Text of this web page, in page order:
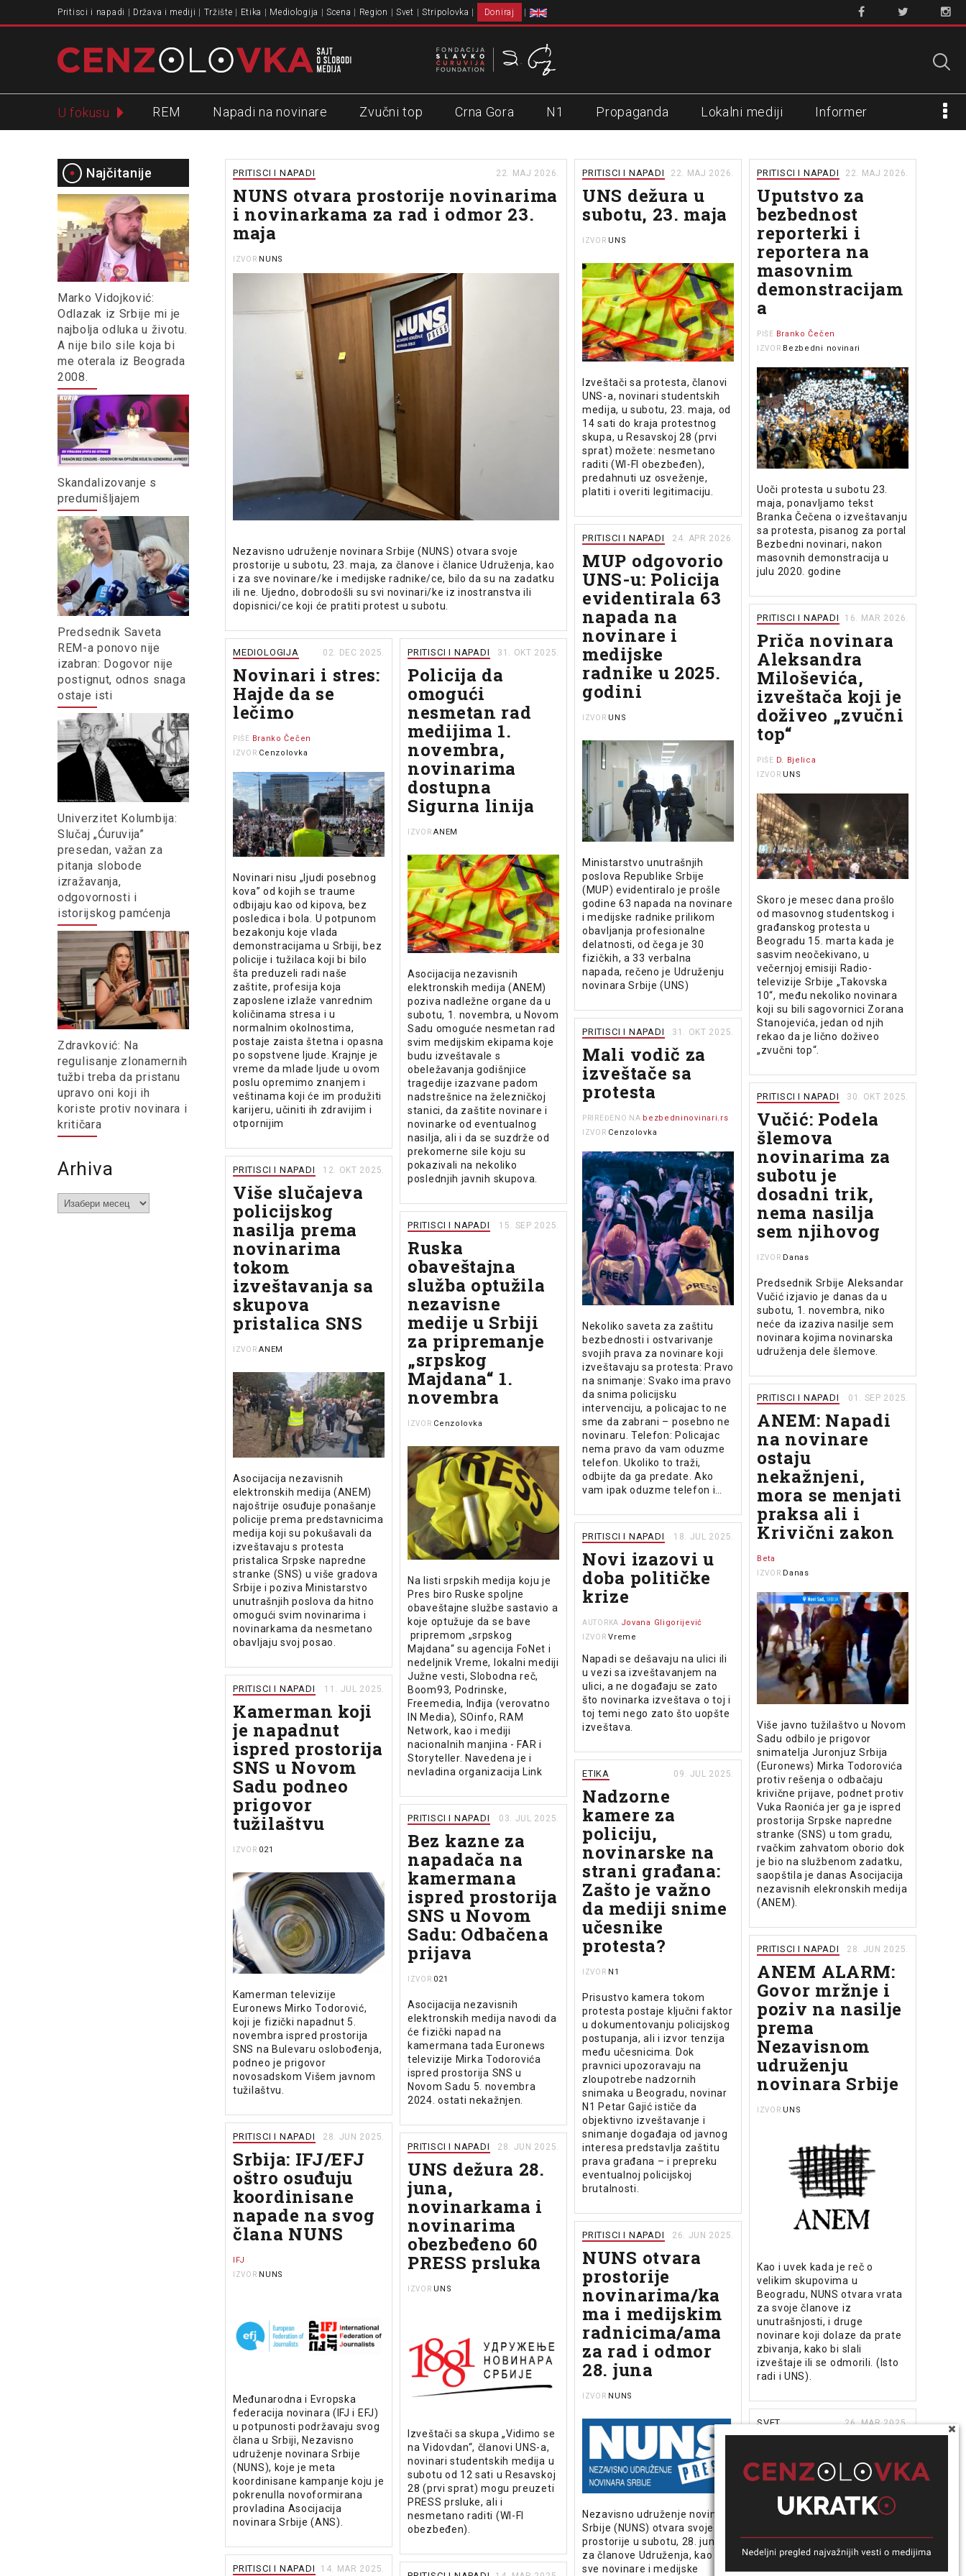
Pritisci i napadi Država i mediji Tržište Etika Mediologija Scena Region Svet Stripolovka Doniraj
U fokusu REM Napadi na novinare Zvučni top Crna Gora N1 Propaganda Lokalni mediji Informer
Najčitanije
Marko Vidojković:
Odlazak iz Srbije mi je
najbolja odluka u životu.
A nije bilo sile koja bi
me oterala iz Beograda
2008.
Skandalizovanje s
predumišljajem
Predsednik Saveta
REM-a ponovo nije
izabran: Dogovor nije
postignut, odnos snaga
ostaje isti
Univerzitet Kolumbija:
Slučaj „Ćuruvija”
presedan, važan za
pitanja slobode
izražavanja,
odgovornosti i
istorijskog pamćenja
Zdravković: Na
regulisanje zlonamernih
tužbi treba da pristanu
upravo oni koji ih
koriste protiv novinara i
kritičara
Arhiva
Arhiva
PRITISCI I NAPADI 22. MAJ 2026.
NUNS otvara prostorije novinarima
i novinarkama za rad i odmor 23.
maja
IZVOR NUNS
Nezavisno udruženje novinara Srbije (NUNS) otvara svoje
prostorije u subotu, 23. maja, za članove i članice Udruženja, kao
i za sve novinare/ke i medijske radnike/ce, bilo da su na zadatku
ili ne. Ujedno, dobrodošli su svi novinari/ke iz inostranstva ili
dopisnici/ce koji će pratiti protest u subotu.
PRITISCI I NAPADI 22. MAJ 2026.
UNS dežura u
subotu, 23. maja
IZVOR UNS
Izveštači sa protesta, članovi
UNS-a, novinari studentskih
medija, u subotu, 23. maja, od
14 sati do kraja protestnog
skupa, u Resavskoj 28 (prvi
sprat) možete: nesmetano
raditi (WI-FI obezbeđen),
predahnuti uz osveženje,
platiti i overiti legitimaciju.
PRITISCI I NAPADI 22. MAJ 2026.
Uputstvo za
bezbednost
reporterki i
reportera na
masovnim
demonstracijam
a
PIŠE Branko Čečen
IZVOR Bezbedni novinari
Uoči protesta u subotu 23.
maja, ponavljamo tekst
Branka Čečena o izveštavanju
sa protesta, pisanog za portal
Bezbedni novinari, nakon
masovnih demonstracija u
julu 2020. godine
PRITISCI I NAPADI 24. APR 2026.
MUP odgovorio
UNS-u: Policija
evidentirala 63
napada na
novinare i
medijske
radnike u 2025.
godini
IZVOR UNS
Ministarstvo unutrašnjih
poslova Republike Srbije
(MUP) evidentiralo je prošle
godine 63 napada na novinare
i medijske radnike prilikom
obavljanja profesionalne
delatnosti, od čega je 30
fizičkih, a 33 verbalna
napada, rečeno je Udruženju
novinara Srbije (UNS)
PRITISCI I NAPADI 16. MAR 2026.
Priča novinara
Aleksandra
Miloševića,
izveštača koji je
doživeo „zvučni
top“
PIŠE D. Bjelica
IZVOR UNS
Skoro je mesec dana prošlo
od masovnog studentskog i
građanskog protesta u
Beogradu 15. marta kada je
sasvim neočekivano, u
večernjoj emisiji Radio-
televizije Srbije „Takovska
10“, među nekoliko novinara
koji su bili sagovornici Zorana
Stanojevića, jedan od njih
rekao da je lično doživeo
„zvučni top“.
MEDIOLOGIJA 02. DEC 2025.
Novinari i stres:
Hajde da se
lečimo
PIŠE Branko Čečen
IZVOR Cenzolovka
Novinari nisu „ljudi posebnog
kova” od kojih se traume
odbijaju kao od kipova, bez
posledica i bola. U potpunom
bezakonju koje vlada
demonstracijama u Srbiji, bez
policije i tužilaca koji bi bilo
šta preduzeli radi naše
zaštite, profesija koja
zaposlene izlaže vanrednim
količinama stresa i u
normalnim okolnostima,
postaje zaista štetna i opasna
po sopstvene ljude. Krajnje je
vreme da mlade ljude u ovom
poslu opremimo znanjem i
veštinama koji će im produžiti
karijeru, učiniti ih zdravijim i
otpornijim
PRITISCI I NAPADI 31. OKT 2025.
Policija da
omogući
nesmetan rad
medijima 1.
novembra,
novinarima
dostupna
Sigurna linija
IZVOR ANEM
Asocijacija nezavisnih
elektronskih medija (ANEM)
poziva nadležne organe da u
subotu, 1. novembra, u Novom
Sadu omoguće nesmetan rad
svim medijskim ekipama koje
budu izveštavale s
obeležavanja godišnjice
tragedije izazvane padom
nadstrešnice na železničkoj
stanici, da zaštite novinare i
novinarke od eventualnog
nasilja, ali i da se suzdrže od
prekomerne sile koju su
pokazivali na nekoliko
poslednjih javnih skupova.
PRITISCI I NAPADI 31. OKT 2025.
Mali vodič za
izveštače sa
protesta
PRIREĐENO NA bezbedninovinari.rs
IZVOR Cenzolovka
Nekoliko saveta za zaštitu
bezbednosti i ostvarivanje
svojih prava za novinare koji
izveštavaju sa protesta: Pravo
na snimanje: Svako ima pravo
da snima policijsku
intervenciju, a policajac to ne
sme da zabrani – posebno ne
novinaru. Telefon: Policajac
nema pravo da vam oduzme
telefon. Ukoliko to traži,
odbijte da ga predate. Ako
vam ipak oduzme telefon i…
PRITISCI I NAPADI 30. OKT 2025.
Vučić: Podela
šlemova
novinarima za
subotu je
dosadni trik,
nema nasilja
sem njihovog
IZVOR Danas
Predsednik Srbije Aleksandar
Vučić izjavio je danas da u
subotu, 1. novembra, niko
neće da izaziva nasilje sem
novinara kojima novinarska
udruženja dele šlemove.
PRITISCI I NAPADI 12. OKT 2025.
Više slučajeva
policijskog
nasilja prema
novinarima
tokom
izveštavanja sa
skupova
pristalica SNS
IZVOR ANEM
Asocijacija nezavisnih
elektronskih medija (ANEM)
najoštrije osuđuje ponašanje
policije prema predstavnicima
medija koji su pokušavali da
izveštavaju s protesta
pristalica Srpske napredne
stranke (SNS) u više gradova
Srbije i poziva Ministarstvo
unutrašnjih poslova da hitno
omogući svim novinarima i
novinarkama da nesmetano
obavljaju svoj posao.
PRITISCI I NAPADI 15. SEP 2025.
Ruska
obaveštajna
služba optužila
nezavisne
medije u Srbiji
za pripremanje
„srpskog
Majdana“ 1.
novembra
IZVOR Cenzolovka
Na listi srpskih medija koju je
Pres biro Ruske spoljne
obaveštajne službe sastavio a
koje optužuje da se bave
pripremom „srpskog
Majdana“ su agencija FoNet i
nedeljnik Vreme, lokalni mediji
Južne vesti, Slobodna reč,
Boom93, Podrinske,
Freemedia, Inđija (verovatno
IN Media), SOinfo, RAM
Network, kao i mediji
nacionalnih manjina - FAR i
Storyteller. Navedena je i
nevladina organizacija Link
PRITISCI I NAPADI 01. SEP 2025.
ANEM: Napadi
na novinare
ostaju
nekažnjeni,
mora se menjati
praksa ali i
Krivični zakon
Beta
IZVOR Danas
Više javno tužilaštvo u Novom
Sadu odbilo je prigovor
snimatelja Juronjuz Srbija
(Euronews) Mirka Todorovića
protiv rešenja o odbačaju
krivične prijave, podnet protiv
Vuka Raonića jer ga je ispred
prostorija Srpske napredne
stranke (SNS) u tom gradu,
rvačkim zahvatom oborio dok
je bio na službenom zadatku,
saopštila je danas Asocijacija
nezavisnih elekronskih medija
(ANEM).
PRITISCI I NAPADI 18. JUL 2025.
Novi izazovi u
doba političke
krize
AUTORKA Jovana Gligorijević
IZVOR Vreme
Napadi se dešavaju na ulici ili
u vezi sa izveštavanjem na
ulici, a ne događaju se zato
što novinarka izveštava o toj i
toj temi nego zato što uopšte
izveštava.
PRITISCI I NAPADI 11. JUL 2025.
Kamerman koji
je napadnut
ispred prostorija
SNS u Novom
Sadu podneo
prigovor
tužilaštvu
IZVOR 021
Kamerman televizije
Euronews Mirko Todorović,
koji je fizički napadnut 5.
novembra ispred prostorija
SNS na Bulevaru oslobođenja,
podneo je prigovor
novosadskom Višem javnom
tužilaštvu.
ETIKA 09. JUL 2025.
Nadzorne
kamere za
policiju,
novinarske na
strani građana:
Zašto je važno
da mediji snime
učesnike
protesta?
IZVOR N1
Prisustvo kamera tokom
protesta postaje ključni faktor
u dokumentovanju policijskog
postupanja, ali i izvor tenzija
među učesnicima. Dok
pravnici upozoravaju na
zloupotrebe nadzornih
snimaka u Beogradu, novinar
N1 Petar Gajić ističe da
objektivno izveštavanje i
snimanje događaja od javnog
interesa predstavlja zaštitu
prava građana – i prepreku
eventualnoj policijskoj
brutalnosti.
PRITISCI I NAPADI 03. JUL 2025.
Bez kazne za
napadača na
kamermana
ispred prostorija
SNS u Novom
Sadu: Odbačena
prijava
IZVOR 021
Asocijacija nezavisnih
elektronskih medija navodi da
će fizički napad na
kamermana tada Euronews
televizije Mirka Todorovića
ispred prostorija SNS u
Novom Sadu 5. novembra
2024. ostati nekažnjen.
PRITISCI I NAPADI 28. JUN 2025.
ANEM ALARM:
Govor mržnje i
poziv na nasilje
prema
Nezavisnom
udruženju
novinara Srbije
IZVOR UNS
Kao i uvek kada je reč o
velikim skupovima u
Beogradu, NUNS otvara vrata
za svoje članove iz
unutrašnjosti, i druge
novinare koji dolaze da prate
zbivanja, kako bi slali
izveštaje ili se odmorili. (Isto
radi i UNS).
PRITISCI I NAPADI 28. JUN 2025.
Srbija: IFJ/EFJ
oštro osuđuju
koordinisane
napade na svog
člana NUNS
IFJ
IZVOR NUNS
Međunarodna i Evropska
federacija novinara (IFJ i EFJ)
u potpunosti podržavaju svog
člana u Srbiji, Nezavisno
udruženje novinara Srbije
(NUNS), koje je meta
koordinisane kampanje koju je
pokrenulla novoformirana
provladina Asocijacija
novinara Srbije (ANS).
PRITISCI I NAPADI 28. JUN 2025.
UNS dežura 28.
juna,
novinarkama i
novinarima
obezbeđeno 60
PRESS prsluka
IZVOR UNS
Izveštači sa skupa „Vidimo se
na Vidovdan“, članovi UNS-a,
novinari studentskih medija u
subotu od 12 sati u Resavskoj
28 (prvi sprat) mogu preuzeti
PRESS prsluke, ali i
nesmetano raditi (WI-FI
obezbeđen).
PRITISCI I NAPADI 26. JUN 2025.
NUNS otvara
prostorije
novinarima/ka
ma i medijskim
radnicima/ama
za rad i odmor
28. juna
IZVOR NUNS
Nezavisno udruženje novinara
Srbije (NUNS) otvara svoje
prostorije u subotu, 28. juna,
za članove Udruženja, kao i za
sve novinare i medijske
SVET 26. MAR 2025.
naložio zatvor
za sedam
novinara,
uključujući
jednog iz AFP-a
PRITISCI I NAPADI 14. MAR 2025.